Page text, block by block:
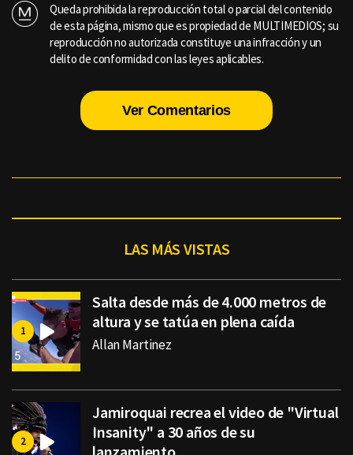
Queda prohibida la reproducción total o parcial del contenido
de esta página, mismo que es propiedad de MULTIMEDIOS; su
reproducción no autorizada constituye una infracción y un
delito de conformidad con las leyes aplicables.
Ver Comentarios
LAS MÁS VISTAS
Salta desde más de 4.000 metros de
altura y se tatúa en plena caída
Allan Martinez
Jamiroquai recrea el video de "Virtual
Insanity" a 30 años de su